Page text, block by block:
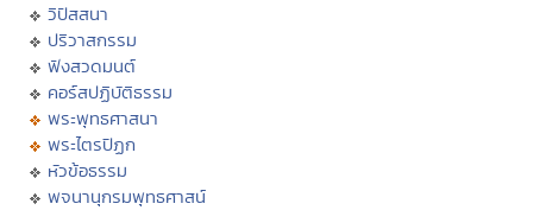
วิปัสสนา
ปริวาสกรรม
ฟังสวดมนต์
คอร์สปฏิบัติธรรม
พระพุทธศาสนา
พระไตรปิฏก
หัวข้อธรรม
พจนานุกรมพุทธศาสน์